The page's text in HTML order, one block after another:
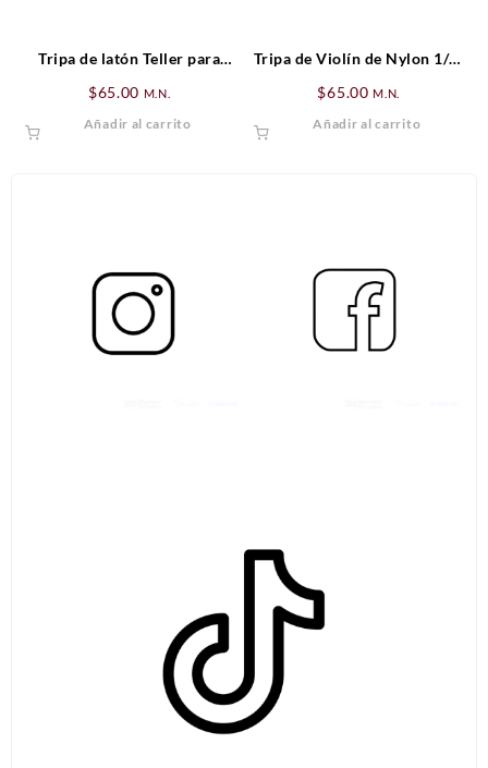
Tripa de latón Teller para
$65.00 M.N.
Añadir al carrito
Tripa de Violín de Nylon 1/4-
$65.00 M.N.
Añadir al carrito